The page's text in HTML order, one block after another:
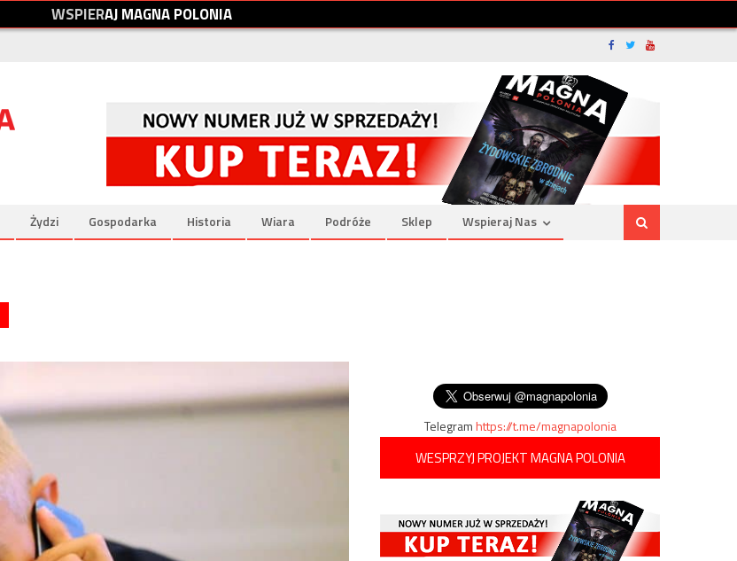
WSPIERAJMAGNAPOLONIA
Żydzi Gospodarka Historia Wiara Podróże Sklep Wspieraj Nas
Telegramhttps://t.me/magnapolonia
WESPRZYJ PROJEKT MAGNA POLONIA